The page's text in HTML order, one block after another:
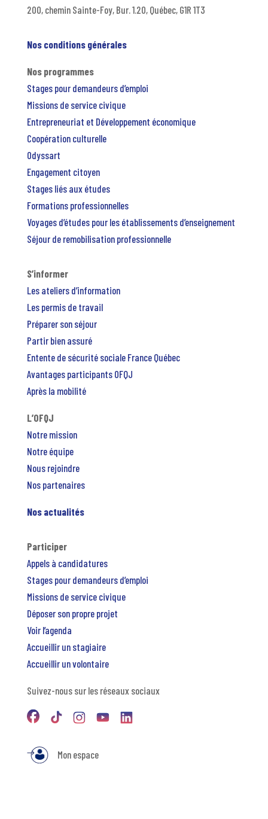
200, chemin Sainte-Foy, Bur. 1.20, Québec, G1R 1T3
Nos conditions générales
Nos programmes
Stages pour demandeurs d’emploi
Missions de service civique
Entrepreneuriat et Développement économique
Coopération culturelle
Odyssart
Engagement citoyen
Stages liés aux études
Formations professionnelles
Voyages d’études pour les établissements d’enseignement
Séjour de remobilisation professionnelle
S’informer
Les ateliers d’information
Les permis de travail
Préparer son séjour
Partir bien assuré
Entente de sécurité sociale France Québec
Avantages participants OFQJ
Après la mobilité
L’OFQJ
Notre mission
Notre équipe
Nous rejoindre
Nos partenaires
Nos actualités
Participer
Appels à candidatures
Stages pour demandeurs d’emploi
Missions de service civique
Déposer son propre projet
Voir l’agenda
Accueillir un stagiaire
Accueillir un volontaire
Suivez-nous sur les réseaux sociaux
Mon espace